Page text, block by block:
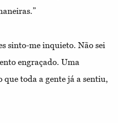
sinto-me inquieto. Não sei
engraçado. Uma
que toda a gente já a sentiu,